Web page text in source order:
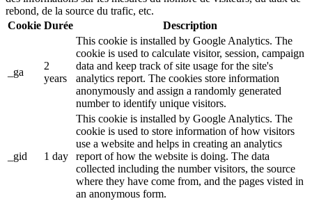
rebond, de la source du trafic, etc.
Cookie Durée Description
_ga
2
years
This cookie is installed by Google Analytics. The
cookie is used to calculate visitor, session, campaign
data and keep track of site usage for the site's
analytics report. The cookies store information
anonymously and assign a randomly generated
number to identify unique visitors.
_gid 1 day
This cookie is installed by Google Analytics. The
cookie is used to store information of how visitors
use a website and helps in creating an analytics
report of how the website is doing. The data
collected including the number visitors, the source
where they have come from, and the pages visted in
an anonymous form.